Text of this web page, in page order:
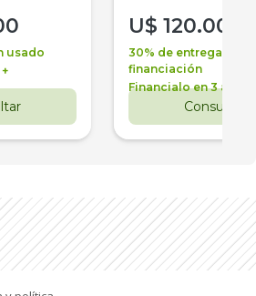
usado
U$ 120.000
30% de entrega +
financiación
Financialo en 3 años
Consultar